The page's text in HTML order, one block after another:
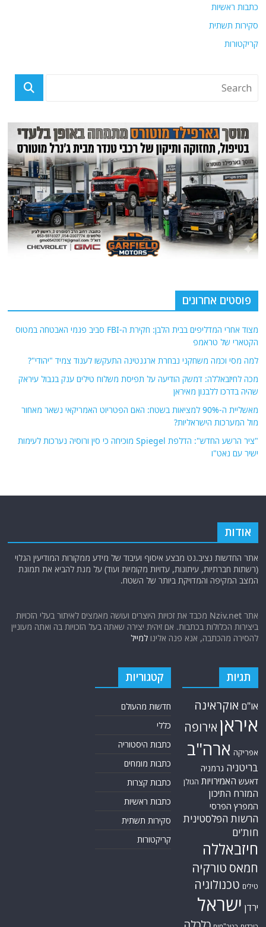
כתבות ראשיות
סקירות תשתית
קריקטורות
פוסטים אחרונים
מצוד אחרי המדליפים בבית הלבן: חקירת ה-FBI סביב פגמי האבטחה במטוס
הקטארי של טראמפ
למה מסי וכמה משחקני נבחרת ארגנטינה התעקשו לענוד צמיד "יהודי"?
מכה לחיזבאללה: דמשק הודיעה על תפיסת משלוח טילים ענק בגבול עיראק
שהיה בדרכו ללבנון מאיראן
מאשליית ה-90% למציאות בשטח: האם הפטריוט האמריקאי נשאר מאחור
מול המערכות הישראליות?
"ציר הרשע החדש": הדלפת Spiegel מוכיחה כי סין ורוסיה נערכות לעימות
ישיר עם נאט"ו
אודות
אתר החדשות נציב.נט מבצע איסוף ועיבוד של מידע ממקורות המודיעין הגלוי
(רשתות חברתיות, עיתונות, עדויות מקומיות ועוד) על מנת להביא את תמונת
המצב המקיפה והמדויקת ביותר של השטח.
אתר Nziv.net מכבד את זכויות היוצרים ועושה מאמצים לאיתור בעלי הזכויות
ביצירות הכלולות בכתבות. אם זיהית יצירה שאתה בעל הזכויות בה ואתה מעוניין
להסירה מהכתבה, אנא פנה אלינולמייל
תגיות
או"ם אוקראינה
איראן אירופה
אפריקה ארה"ב
בריטניה גרמניה
דאעש האמירויות הגולן
המזרח התיכון
המפרץ הפרסי
הרשות הפלסטינית
חות'ים
חיזבאללה
חמאס טורקיה
טילים טכנולוגיה
ירדן ישראל
קטגוריות
חדשות מהעולם
כללי
כתבות היסטוריה
כתבות מומחים
כתבות קצרות
כתבות ראשיות
סקירות תשתית
קריקטורות